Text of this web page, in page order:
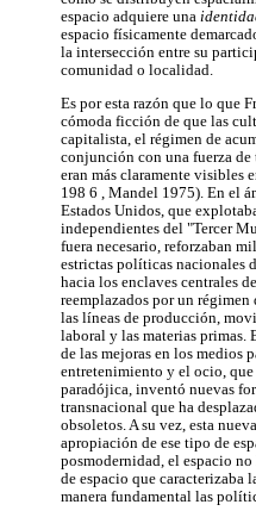
espacio adquiere una
espacio físicamente
la intersección entre su
comunidad o localidad.
Es por esta razón que lo que
cómoda ficción de que las
capitalista, el régimen de
conjunción con una fuerza de
eran más claramente visibles
198 6 , Mandel 1975). En el
Estados Unidos, que
independientes del "Tercer
fuera necesario, reforzaban
estrictas políticas nacionales
hacia los enclaves centrales
reemplazados por un
las líneas de producción,
laboral y las materias primas.
de las mejoras en los medios
entretenimiento y el ocio,
paradójica, inventó nuevas
transnacional que ha
obsoletos. A su vez, esta
apropiación de ese tipo de
posmodernidad, el espacio
de espacio que caracterizaba
manera fundamental las